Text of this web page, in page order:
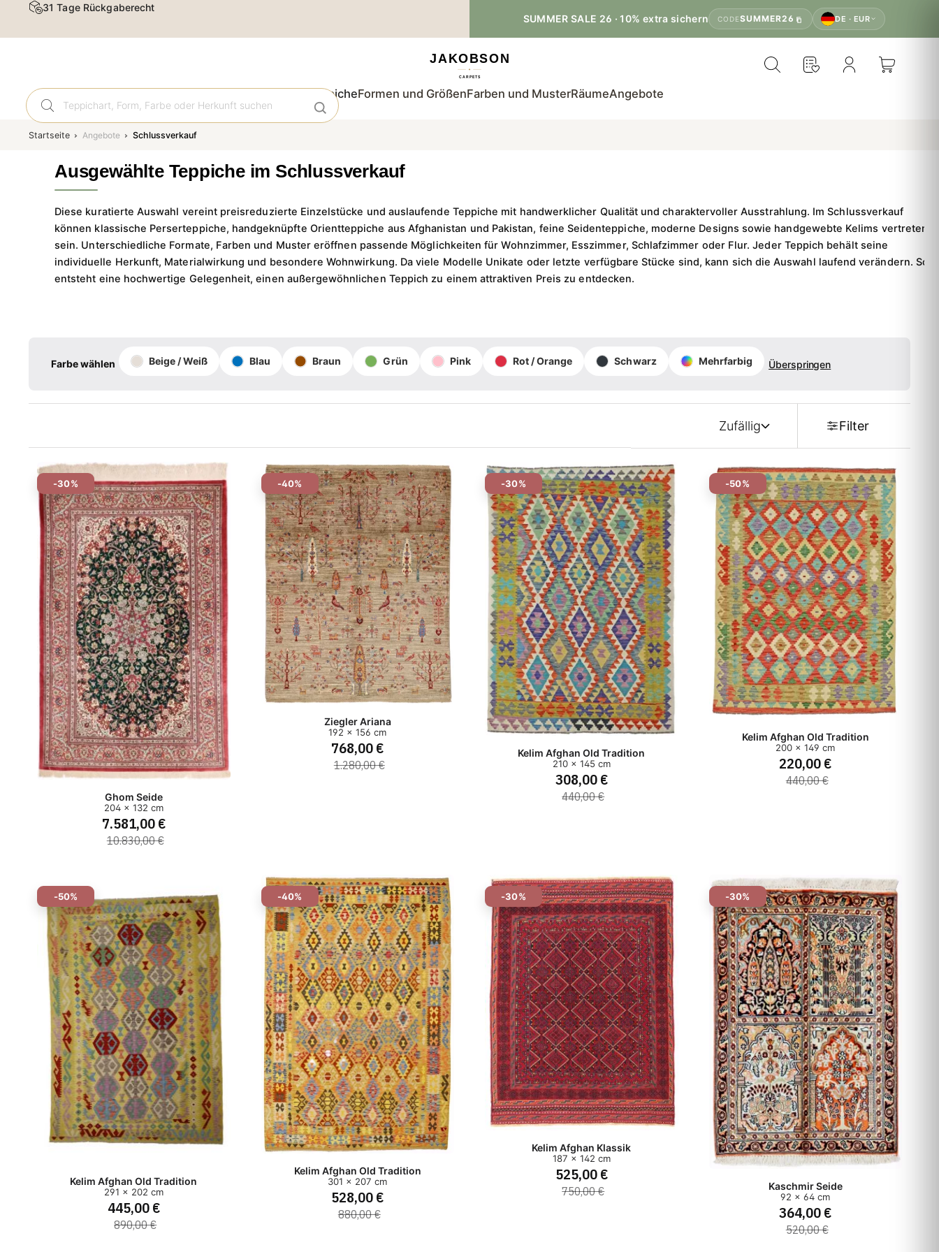
Kostenloser Versand & Rückversand
SUMMER SALE 26 · 10% extra sichern
CODESUMMER26 DE · EUR
OrientteppicheFormen und GrößenFarben und MusterRäumeAngebote
Startseite Angebote Schlussverkauf
Ausgewählte Teppiche im Schlussverkauf
Diese kuratierte Auswahl vereint preisreduzierte Einzelstücke und auslaufende Teppiche mit handwerklicher Qualität und charaktervoller Ausstrahlung. Im Schlussverkauf
können klassische Perserteppiche, handgeknüpfte Orientteppiche aus Afghanistan und Pakistan, feine Seidenteppiche, moderne Designs sowie handgewebte Kelims vertreten
sein. Unterschiedliche Formate, Farben und Muster eröffnen passende Möglichkeiten für Wohnzimmer, Esszimmer, Schlafzimmer oder Flur. Jeder Teppich behält seine
individuelle Herkunft, Materialwirkung und besondere Wohnwirkung. Da viele Modelle Unikate oder letzte verfügbare Stücke sind, kann sich die Auswahl laufend verändern. So
entsteht eine hochwertige Gelegenheit, einen außergewöhnlichen Teppich zu einem attraktiven Preis zu entdecken.
Farbe wählen Beige / Weiß Blau Braun Grün Pink Rot / Orange Schwarz Mehrfarbig Überspringen
Zufällig Filter
-30%
Ghom Seide
204 x 132 cm
7.581,00 €
10.830,00 €
-40%
Ziegler Ariana
192 x 156 cm
768,00 €
1.280,00 €
-30%
Kelim Afghan Old Tradition
210 x 145 cm
308,00 €
440,00 €
-50%
Kelim Afghan Old Tradition
200 x 149 cm
220,00 €
440,00 €
-50%
Kelim Afghan Old Tradition
291 x 202 cm
445,00 €
890,00 €
-40%
Kelim Afghan Old Tradition
301 x 207 cm
528,00 €
880,00 €
-30%
Kelim Afghan Klassik
187 x 142 cm
525,00 €
750,00 €
-30%
Kaschmir Seide
92 x 64 cm
364,00 €
520,00 €